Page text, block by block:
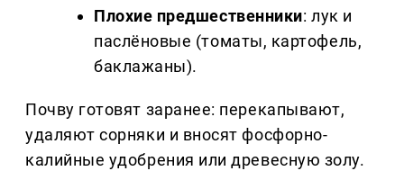
Плохие предшественники: лук и
паслёновые (томаты, картофель,
баклажаны).
Почву готовят заранее: перекапывают,
удаляют сорняки и вносят фосфорно-
калийные удобрения или древесную золу.